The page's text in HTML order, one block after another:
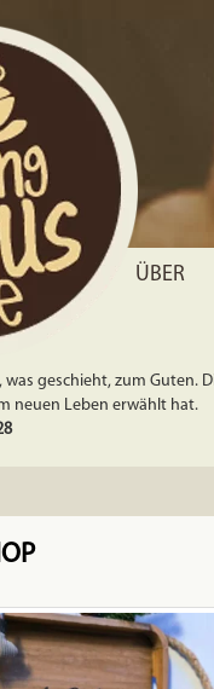
ÜBER
geschieht, zum Guten.
neuen Leben erwählt hat.